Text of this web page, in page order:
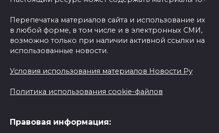
Перепечатка материалов сайта и использование их
в любой форме, в том числе и в электронных СМИ,
возможно только при наличии активной ссылки на
использованные новости.
Условия использования материалов Новости Ру
Политика использования cookie-файлов
Правовая информация: